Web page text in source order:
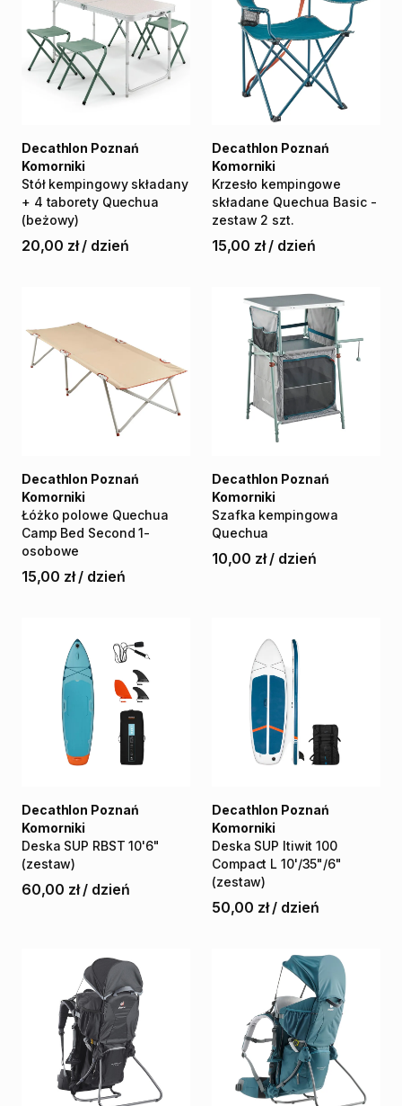
Stół kempingowy składany
+ 4 taborety Quechua
(beżowy)
Decathlon Poznań
Komorniki
20,00 zł / dzień
Krzesło kempingowe
składane Quechua Basic -
zestaw 2 szt.
Decathlon Poznań
Komorniki
15,00 zł / dzień
Łóżko polowe Quechua
Camp Bed Second 1-
osobowe
Decathlon Poznań
Komorniki
15,00 zł / dzień
Szafka kempingowa
Quechua
Decathlon Poznań
Komorniki
10,00 zł / dzień
Deska SUP RBST 10'6"
(zestaw)
Decathlon Poznań
Komorniki
60,00 zł / dzień
Deska SUP Itiwit 100
Compact L 10'​/​35"​/​6"
(zestaw)
Decathlon Poznań
Komorniki
50,00 zł / dzień